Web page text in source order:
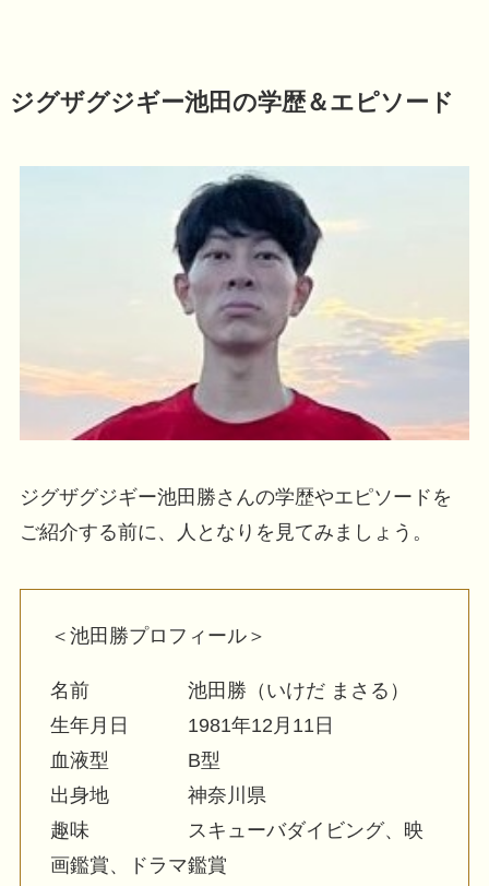
ジグザグジギー池田の学歴＆エピソード
ジグザグジギー池田勝さんの学歴やエピソードを
ご紹介する前に、人となりを見てみましょう。
＜池田勝プロフィール＞
名前 池田勝（いけだ まさる）
生年月日 1981年12月11日
血液型 B型
出身地 神奈川県
趣味 スキューバダイビング、映
画鑑賞、ドラマ鑑賞